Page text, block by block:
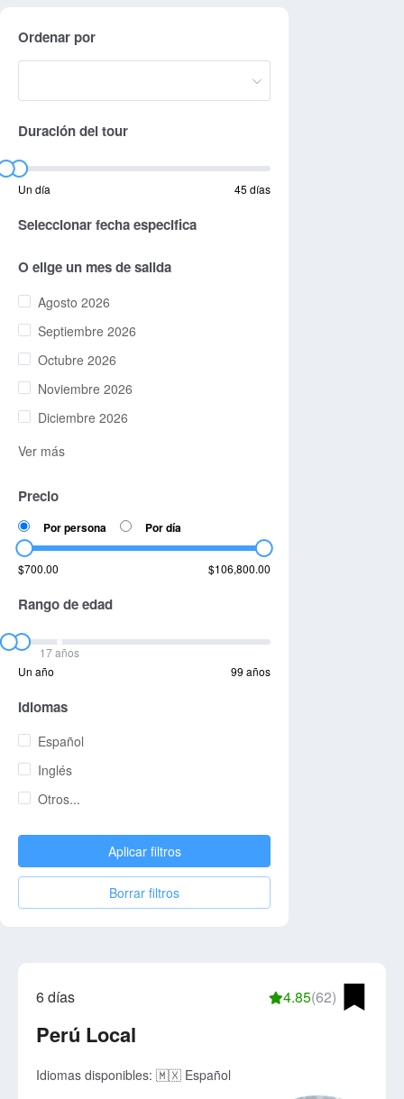
Ordenar por
Duración del tour
Un día 45 días
Seleccionar fecha especifica
O elige un mes de salida
Agosto 2026
Septiembre 2026
Octubre 2026
Noviembre 2026
Diciembre 2026
Ver más
Precio
Por persona Por día
$700.00 $106,800.00
Rango de edad
17 años
Un año
99 años
Idiomas
Español
Inglés
Otros...
Aplicar filtros
Borrar filtros
6 días 4.85(62)
Perú Local
Idiomas disponibles: 🇲🇽 Español